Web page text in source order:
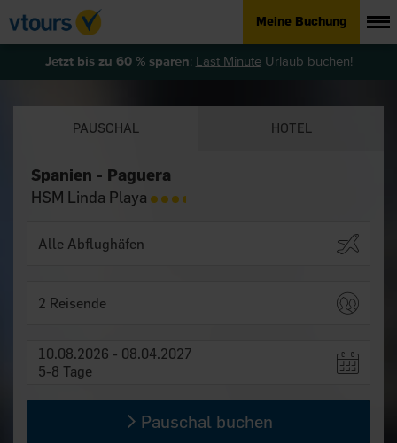
Meine Buchung
Jetzt bis zu 60 % sparen: Last MinuteUrlaub buchen!
PAUSCHAL HOTEL
Spanien - Paguera
HSM Linda Playa
2 Reisende
10.08.2026 - 08.04.2027
5-8 Tage
Pauschal buchen